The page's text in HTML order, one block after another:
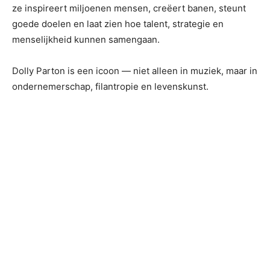
ze inspireert miljoenen mensen, creëert banen, steunt
goede doelen en laat zien hoe talent, strategie en
menselijkheid kunnen samengaan.
Dolly Parton is een icoon — niet alleen in muziek, maar in
ondernemerschap, filantropie en levenskunst.